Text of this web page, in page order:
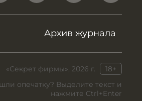
Архив журнала
«Секрет фирмы», 2026 г.
18+
опечатку? Выделите текст и
нажмите Ctrl+Enter